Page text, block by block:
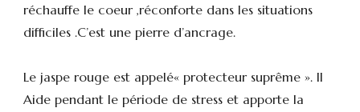
réchauffe le coeur ,réconforte dans les situations
difficiles .C’est une pierre d’ancrage.
Le jaspe rouge est appelé« protecteur suprême ». Il
Aide pendant le période de stress et apporte la